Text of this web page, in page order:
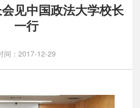
见中国政法大学校长
一行
间：2017-12-29